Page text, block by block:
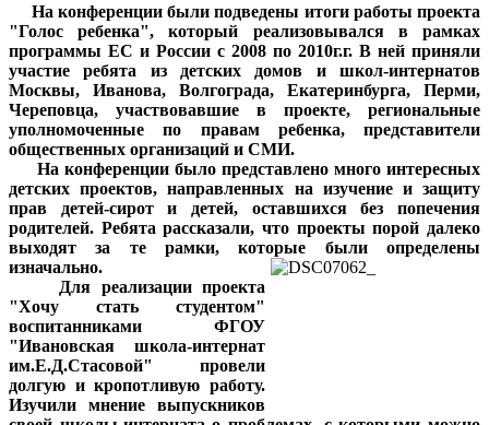
На конференции были подведены итоги работы проекта
"Голос ребенка", который реализовывался в рамках
программы ЕС и России с 2008 по 2010г.г. В ней приняли
участие ребята из детских домов и школ-интернатов
Москвы, Иванова, Волгограда, Екатеринбурга, Перми,
Череповца, участвовавшие в проекте, региональные
уполномоченные по правам ребенка, представители
общественных организаций и СМИ.
На конференции было представлено много интересных
детских проектов, направленных на изучение и защиту
прав детей-сирот и детей, оставшихся без попечения
родителей. Ребята рассказали, что проекты порой далеко
выходят за те рамки, которые были определены
изначально.
Для реализации проекта
"Хочу стать студентом"
воспитанниками ФГОУ
"Ивановская школа-интернат
им.Е.Д.Стасовой" провели
долгую и кропотливую работу.
Изучили мнение выпускников